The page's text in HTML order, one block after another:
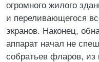
огромного жилого
и переливающегося
экранов. Наконец,
аппарат начал не
собратьев фларов,